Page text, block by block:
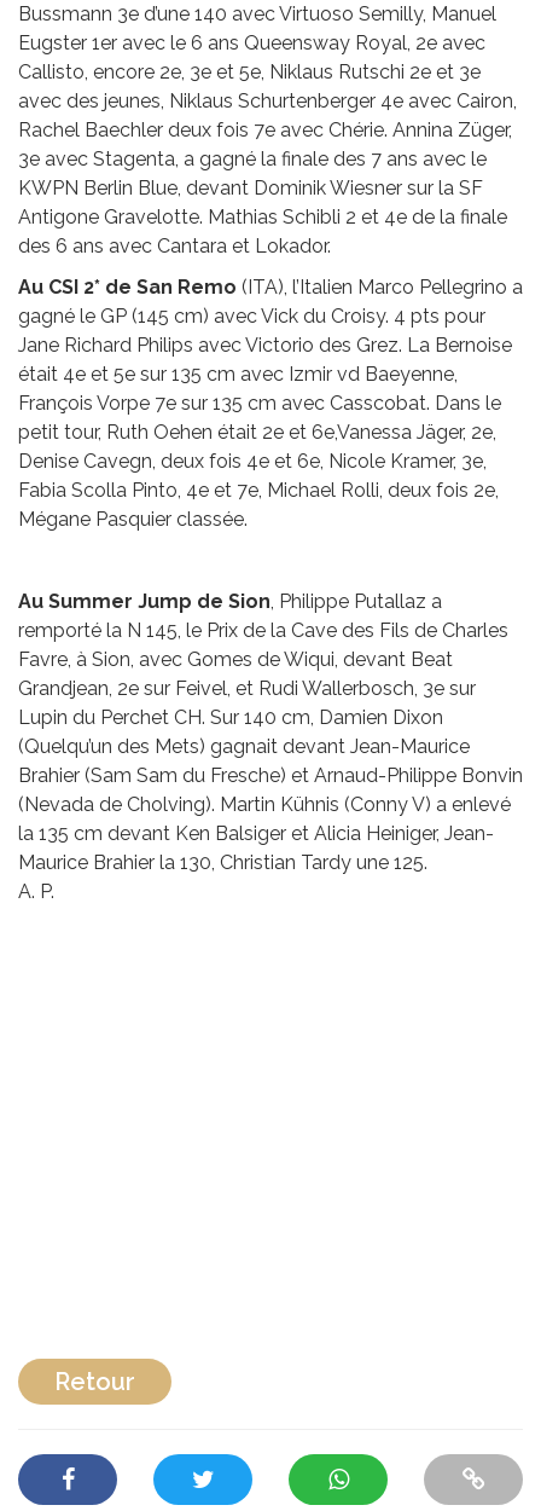
Bussmann 3e d’une 140 avec Virtuoso Semilly, Manuel
Eugster 1er avec le 6 ans Queensway Royal, 2e avec
Callisto, encore 2e, 3e et 5e, Niklaus Rutschi 2e et 3e
avec des jeunes, Niklaus Schurtenberger 4e avec Cairon,
Rachel Baechler deux fois 7e avec Chérie. Annina Züger,
3e avec Stagenta, a gagné la finale des 7 ans avec le
KWPN Berlin Blue, devant Dominik Wiesner sur la SF
Antigone Gravelotte. Mathias Schibli 2 et 4e de la finale
des 6 ans avec Cantara et Lokador.
Au CSI 2* de San Remo (ITA), l’Italien Marco Pellegrino a
gagné le GP (145 cm) avec Vick du Croisy. 4 pts pour
Jane Richard Philips avec Victorio des Grez. La Bernoise
était 4e et 5e sur 135 cm avec Izmir vd Baeyenne,
François Vorpe 7e sur 135 cm avec Casscobat. Dans le
petit tour, Ruth Oehen était 2e et 6e,Vanessa Jäger, 2e,
Denise Cavegn, deux fois 4e et 6e, Nicole Kramer, 3e,
Fabia Scolla Pinto, 4e et 7e, Michael Rolli, deux fois 2e,
Mégane Pasquier classée.
Au Summer Jump de Sion, Philippe Putallaz a
remporté la N 145, le Prix de la Cave des Fils de Charles
Favre, à Sion, avec Gomes de Wiqui, devant Beat
Grandjean, 2e sur Feivel, et Rudi Wallerbosch, 3e sur
Lupin du Perchet CH. Sur 140 cm, Damien Dixon
(Quelqu’un des Mets) gagnait devant Jean-Maurice
Brahier (Sam Sam du Fresche) et Arnaud-Philippe Bonvin
(Nevada de Cholving). Martin Kühnis (Conny V) a enlevé
la 135 cm devant Ken Balsiger et Alicia Heiniger, Jean-
Maurice Brahier la 130, Christian Tardy une 125.
A. P.
Retour